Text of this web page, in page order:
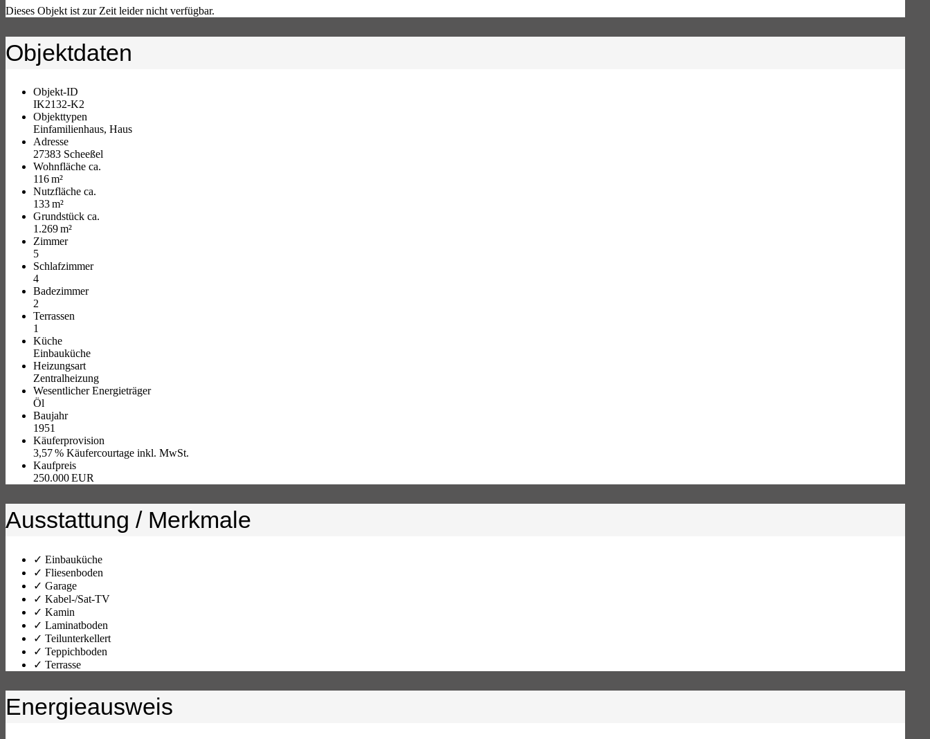
Dieses Objekt ist zur Zeit leider nicht verfügbar.
Objektdaten
Objekt-ID
IK2132-K2
Objekttypen
Einfamilienhaus, Haus
Adresse
27383 Scheeßel
Wohnfläche ca.
116 m²
Nutzfläche ca.
133 m²
Grund­stück ca.
1.269 m²
Zimmer
5
Schlafzimmer
4
Badezimmer
2
Terrassen
1
Küche
Einbauküche
Heizungsart
Zentralheizung
Wesentlicher Energieträger
Öl
Baujahr
1951
Käufer­provision
3,57 % Käufercourtage inkl. MwSt.
Kaufpreis
250.000 EUR
Ausstattung / Merkmale
✓ Einbauküche
✓ Fliesenboden
✓ Garage
✓ Kabel-/Sat-TV
✓ Kamin
✓ Laminatboden
✓ Teilunterkellert
✓ Teppichboden
✓ Terrasse
Energieausweis